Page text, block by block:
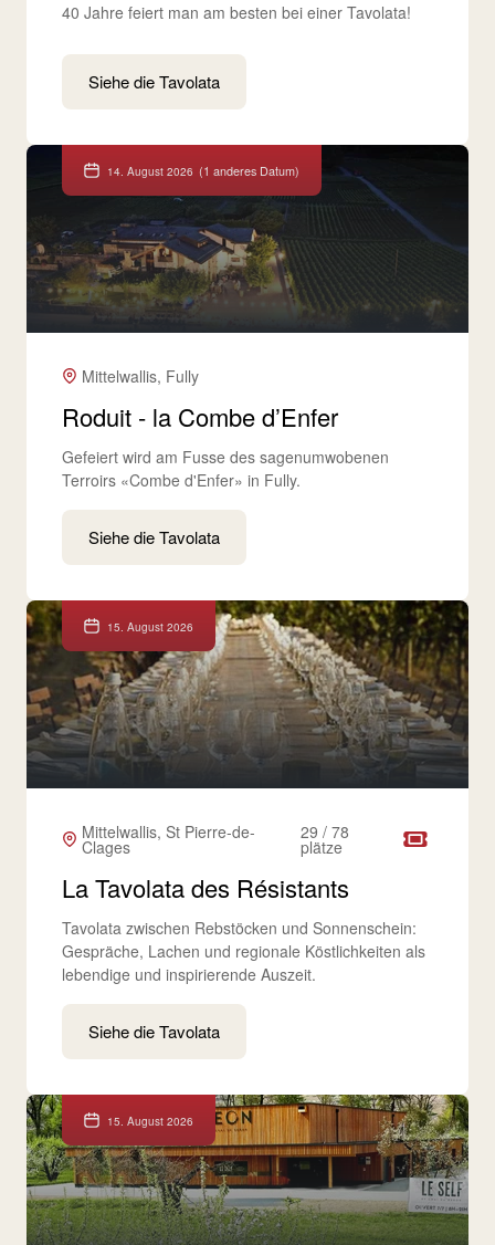
40 Jahre feiert man am besten bei einer Tavolata!
Siehe die Tavolata
14. August 2026 (1 anderes Datum)
Mittelwallis, Fully
Roduit - la Combe d’Enfer
Gefeiert wird am Fusse des sagenumwobenen
Terroirs «Combe d'Enfer» in Fully.
Siehe die Tavolata
15. August 2026
Mittelwallis, St Pierre-de-
Clages
29 / 78
plätze
La Tavolata des Résistants
Tavolata zwischen Rebstöcken und Sonnenschein:
Gespräche, Lachen und regionale Köstlichkeiten als
lebendige und inspirierende Auszeit.
Siehe die Tavolata
15. August 2026